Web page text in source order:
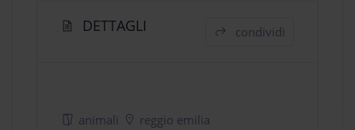
DETTAGLI condividi
animali reggio emilia